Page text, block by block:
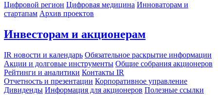
Цифровой регион Цифровая медицина Инноваторам и
стартапам Архив проектов
Инвесторам и акционерам
IR новости и календарь Обязательное раскрытие информации
Акции и долговые инструменты Общие собрания акционеров
Рейтинги и аналитики Контакты IR
Отчетность и презентации Корпоративное управление
Дивиденды Информация для акционеров Полезные ссылки